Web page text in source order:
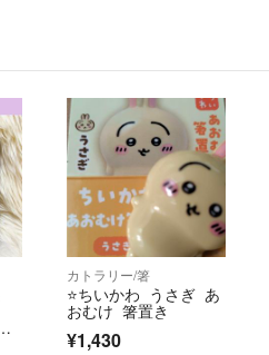
カトラリー/箸
⭐️ちいかわ うさぎ あ
おむけ 箸置き
¥1,430